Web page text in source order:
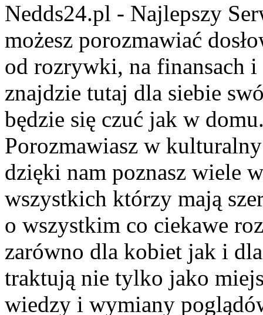
Nedds24.pl - Najlepszy
możesz porozmawiać
od rozrywki, na finansach
znajdzie tutaj dla siebie
będzie się czuć jak w
Porozmawiasz w
dzięki nam poznasz wiele
wszystkich którzy mają
o wszystkim co ciekawe
zarówno dla kobiet jak i
traktują nie tylko jako
wiedzy i wymiany